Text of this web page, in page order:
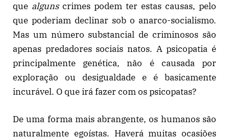
que algunscrimes podem ter estas causas, pelo
que poderiam declinar sob o anarco-socialismo.
Mas um número substancial de criminosos são
apenas predadores sociais natos. A psicopatia é
principalmente genética, não é causada por
exploração ou desigualdade e é basicamente
incurável. O que irá fazer com os psicopatas?
De uma forma mais abrangente, os humanos são
naturalmente egoístas. Haverá muitas ocasiões